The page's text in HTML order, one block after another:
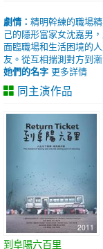
劇情： 精明幹練的職場
己的隱形富家女沈嘉男
面臨職場和生活困境的
友。從互相揣測對方到
她們的名字 更多詳情
同主演作品
2011
到阜陽六百里